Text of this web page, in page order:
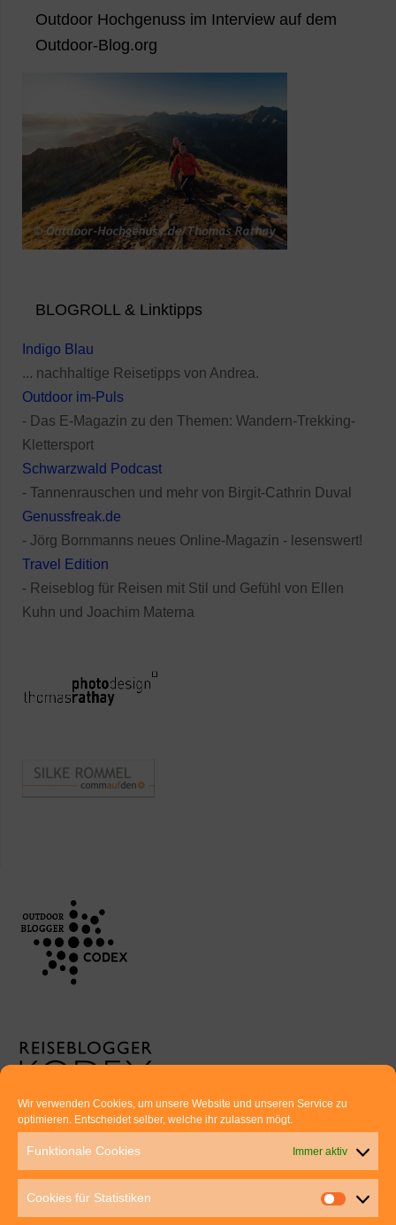
Wir verwenden Cookies, um unsere Website und unseren Service zu
optimieren. Entscheidet selber, welche ihr zulassen mögt.
Funktionale Cookies Immer aktiv
Cookies für Statistiken
Outdoor Hochgenuss im Interview auf dem
Outdoor-Blog.org
BLOGROLL & Linktipps
Indigo Blau
... nachhaltige Reisetipps von Andrea.
Outdoor im-Puls
- Das E-Magazin zu den Themen: Wandern-Trekking-
Klettersport
Schwarzwald Podcast
- Tannenrauschen und mehr von Birgit-Cathrin Duval
Genussfreak.de
- Jörg Bornmanns neues Online-Magazin - lesenswert!
Travel Edition
- Reiseblog für Reisen mit Stil und Gefühl von Ellen
Kuhn und Joachim Materna
Euer direkter Draht zu uns:
Thomas Rathay und Silke Rommel
70563 Stuttgart